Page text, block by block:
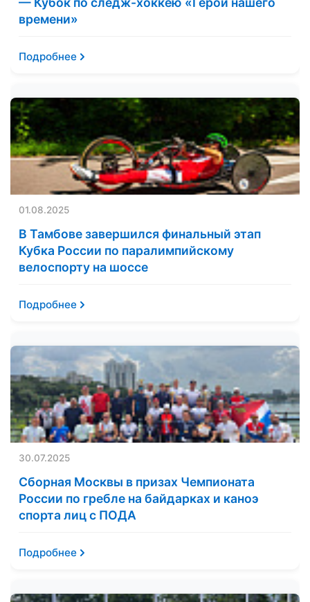
времени»
Подробнее
01.08.2025
В Тамбове завершился финальный этап
Кубка России по паралимпийскому
велоспорту на шоссе
Подробнее
30.07.2025
Сборная Москвы в призах Чемпионата
России по гребле на байдарках и каноэ
спорта лиц с ПОДА
Подробнее